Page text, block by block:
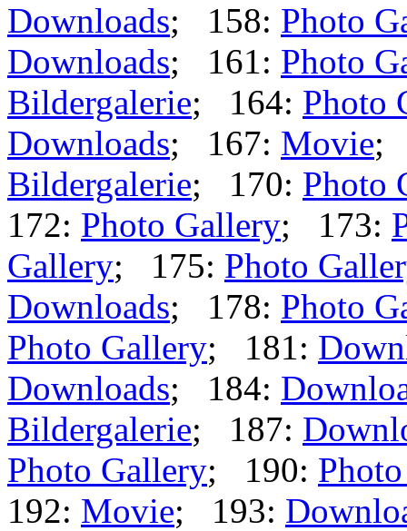
Downloads; 158: Photo
Downloads; 161: Photo
Bildergalerie; 164: Photo
Downloads; 167: Movie;
Bildergalerie; 170: Photo
172: Photo Gallery; 173:
Gallery; 175: Photo
Downloads; 178: Photo
Photo Gallery; 181:
Downloads; 184:
Bildergalerie; 187:
Photo Gallery; 190:
192: Movie; 193: